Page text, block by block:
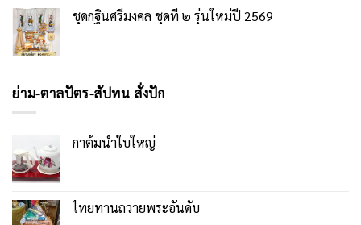
ชุดกฐินศรีมงคล ชุดที่ ๒ รุ่นใหม่ปี 2569
ย่าม-ตาลปัตร-สัปทน สั่งปัก
กาต้มน้ำใบใหญ่
ไทยทานถวายพระอันดับ